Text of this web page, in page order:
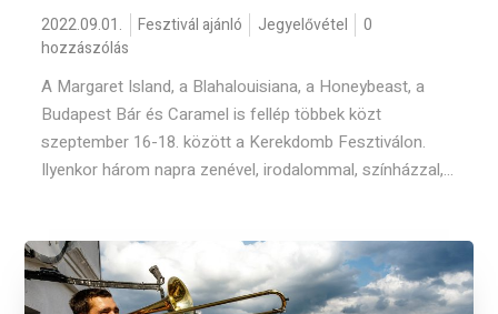
2022.09.01. Fesztivál ajánló Jegyelővétel
0
hozzászólás
A Margaret Island, a Blahalouisiana, a Honeybeast, a
Budapest Bár és Caramel is fellép többek közt
szeptember 16-18. között a Kerekdomb Fesztiválon.
Ilyenkor három napra zenével, irodalommal, színházzal,...